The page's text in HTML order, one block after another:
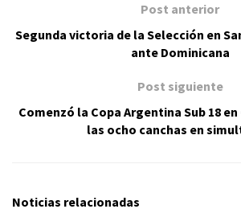
Post anterior
Segunda victoria de la Selección en
ante Dominicana
Post siguiente
Comenzó la Copa Argentina Sub 18
las ocho canchas en
Noticias relacionadas